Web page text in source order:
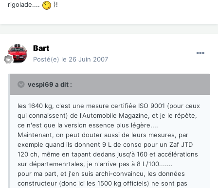
rigolade....
)!
Bart
Posté(e) le 26 Juin 2007
vespi69 a dit :
les 1640 kg, c'est une mesure certifiée ISO 9001 (pour ceux
qui connaissent) de l'Automobile Magazine, et je le répète,
ce n'est que la version essence plus légère....
Maintenant, on peut douter aussi de leurs mesures, par
exemple quand ils donnent 9 L de conso pour un Zaf JTD
120 ch, même en tapant dedans jusq'à 160 et accélérations
sur départemenrtales, je n'arrive pas à 8 L/100.......
pour ma part, et j'en suis archi-convaincu, les données
constructeur (donc ici les 1500 kg officiels) ne sont pas